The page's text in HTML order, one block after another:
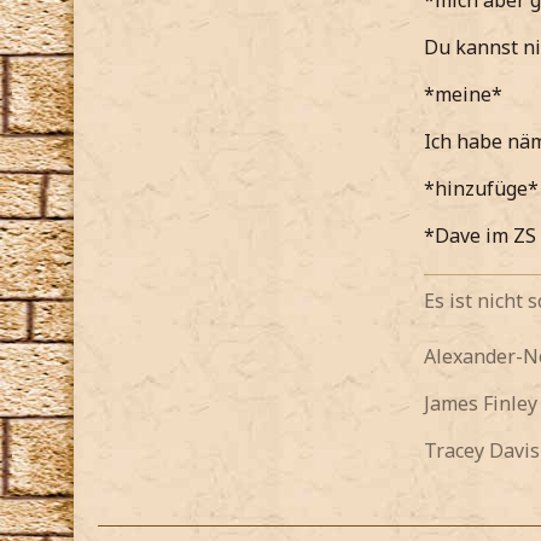
*etwas
*sage
*dann
Madame
*meine*
*auf ein
Du kannst
*meine*
Ich habe
*hinzufüge*
*Dave im
Es ist nicht
Alexander-
James
Tracey Davis